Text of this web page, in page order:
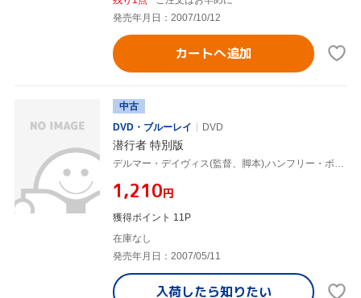
発売年月日：2007/10/12
カートへ追加
中古
DVD・ブルーレイ
DVD
潜行者 特別版
¥1,210円
獲得ポイント 11P
在庫なし
発売年月日：2007/05/11
入荷したら知りたい